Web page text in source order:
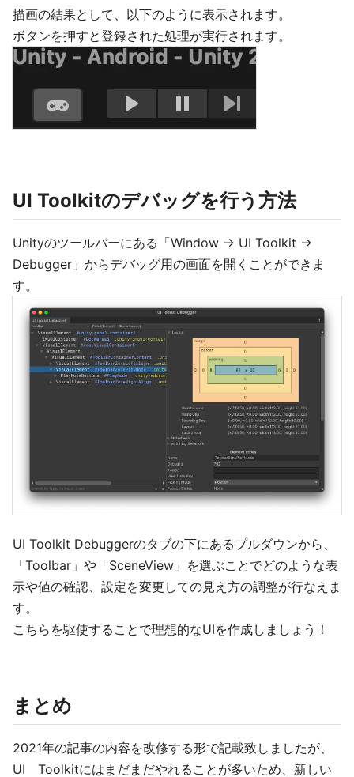
描画の結果として、以下のように表示されます。
ボタンを押すと登録された処理が実行されます。
UI Toolkitのデバッグを行う方法
Unityのツールバーにある「Window -> UI Toolkit ->
Debugger」からデバッグ用の画面を開くことができま
す。
UI Toolkit Debuggerのタブの下にあるプルダウンから、
「Toolbar」や「SceneView」を選ぶことでどのような表
示や値の確認、設定を変更しての見え方の調整が行なえま
す。
こちらを駆使することで理想的なUIを作成しましょう！
まとめ
2021年の記事の内容を改修する形で記載致しましたが、
UI Toolkitにはまだまだやれることが多いため、新しい